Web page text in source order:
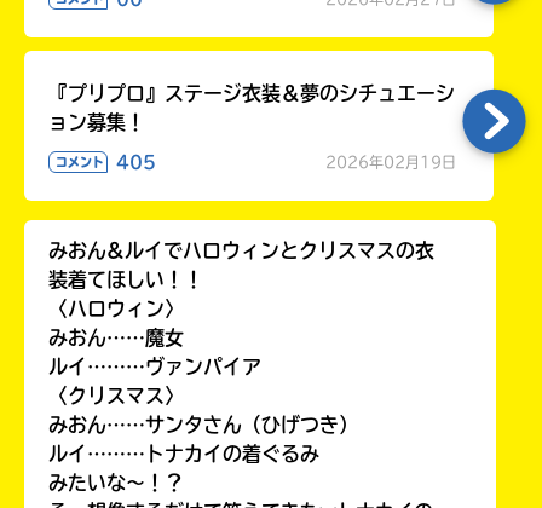
『プリプロ』ステージ衣装＆夢のシチュエーシ
ョン募集！
コメント 405 2026年02月19日
みおん&ルイでハロウィンとクリスマスの衣
装着てほしい！！
〈ハロウィン〉
みおん……魔女
ルイ………ヴァンパイア
〈クリスマス〉
みおん……サンタさん（ひげつき）
ルイ………トナカイの着ぐるみ
みたいな〜！？